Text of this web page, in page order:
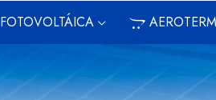
FOTOVOLTÁICA